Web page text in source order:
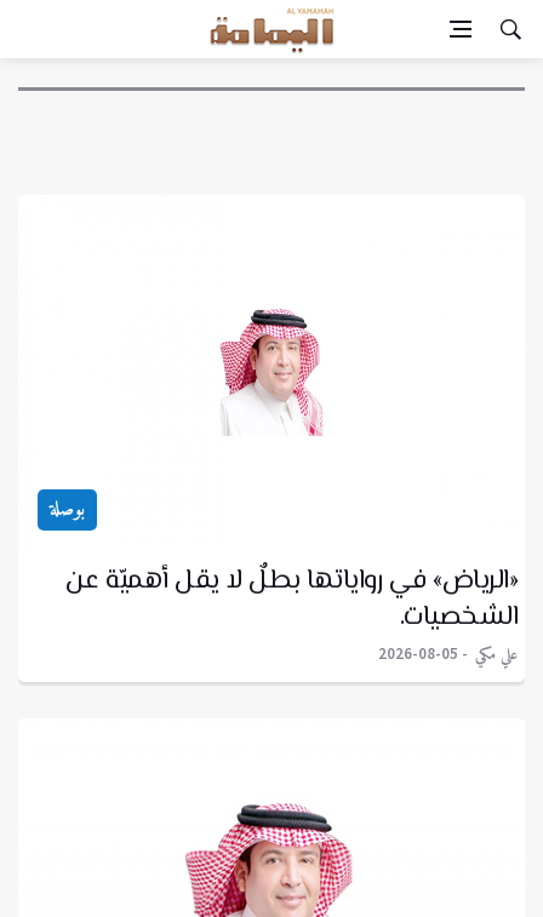
بوصلة
«الرياض» في رواياتها بطلٌ لا يقل أهميّة عن
الشخصيات.
علي مكي 2026-08-05